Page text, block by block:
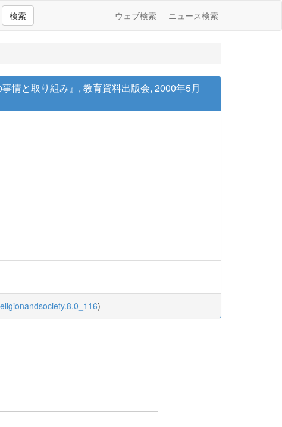
検索 ウェブ検索 ニュース検索
情と取り組み』, 教育資料出版会, 2000年5月
)